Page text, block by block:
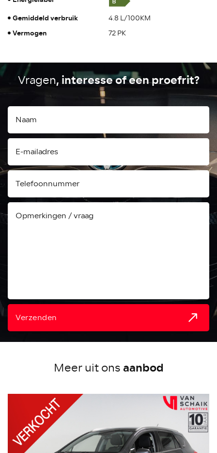
Gemiddeld verbruik
4.8 L/100KM
Vermogen 72 PK
Vragen, interesse of een proefrit?
Verzenden
Meer uit ons aanbod